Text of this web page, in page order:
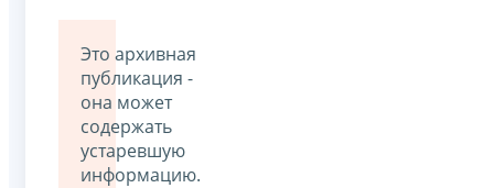
Это архивная
публикация -
она может
содержать
устаревшую
информацию.